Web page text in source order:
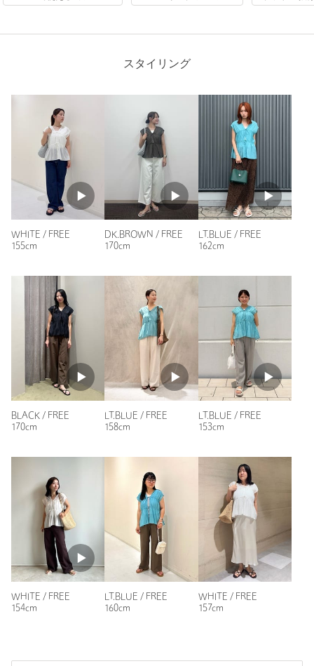
購入サイズ：FREE
｜
購入カラー：LT.BLUE
身長が150センチくらいですが、丈感も長すぎず、私としては
50代前半
身長：150cm
普段の着用サイズ：
4人が参考になったと回答
参考になった
ニックネーム： みやけ
投稿日： 2026年7月23日
購入サイズ：FREE
購入カラー：BLACK
購入商品のサイズ感：
ちょうどよい
着やすいから気に入ってます。
が、翌週セールになっていて残念でした😢
性別： 女性
身長：160cm
普段の着用サイズ：
3人が参考になったと回答
参考になった
スタイリング
WHITE / FREE
155cm
DK.BROWN / FREE
170cm
LT.BLUE / FREE
162cm
BLACK / FREE
170cm
LT.BLUE / FREE
158cm
LT.BLUE / FREE
153cm
WHITE / FREE
154cm
LT.BLUE / FREE
160cm
WHITE / FREE
157cm